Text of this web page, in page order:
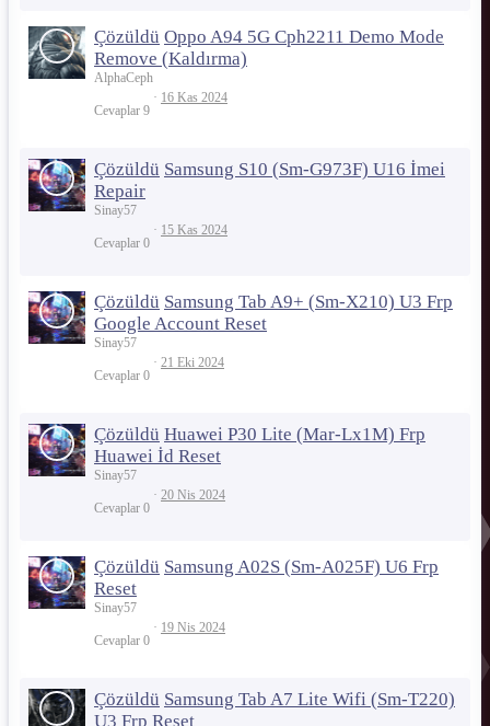
Çözüldü Oppo A94 5G Cph2211 Demo Mode
Remove (Kaldırma)
AlphaCeph
Cevaplar 9
16 Kas 2024
Çözüldü Samsung S10 (Sm-G973F) U16 İmei
Repair
Sinay57
Cevaplar 0
15 Kas 2024
Çözüldü Samsung Tab A9+ (Sm-X210) U3 Frp
Google Account Reset
Sinay57
Cevaplar 0
21 Eki 2024
Çözüldü Huawei P30 Lite (Mar-Lx1M) Frp
Huawei İd Reset
Sinay57
Cevaplar 0
20 Nis 2024
Çözüldü Samsung A02S (Sm-A025F) U6 Frp
Reset
Sinay57
Cevaplar 0
19 Nis 2024
Çözüldü Samsung Tab A7 Lite Wifi (Sm-T220)
U3 Frp Reset